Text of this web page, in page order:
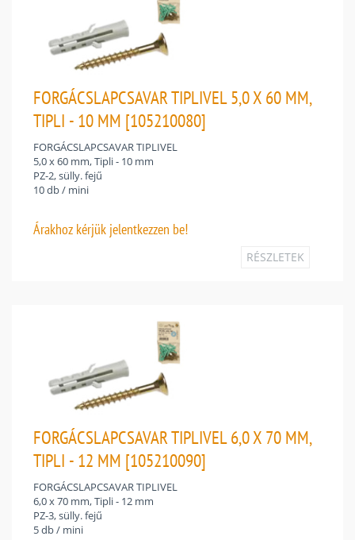
FORGÁCSLAPCSAVAR TIPLIVEL 5,0 X 60 MM,
TIPLI - 10 MM [105210080]
FORGÁCSLAPCSAVAR TIPLIVEL
5,0 x 60 mm, Tipli - 10 mm
PZ-2, sülly. fejű
10 db / mini
Árakhoz kérjük jelentkezzen be!
RÉSZLETEK
FORGÁCSLAPCSAVAR TIPLIVEL 6,0 X 70 MM,
TIPLI - 12 MM [105210090]
FORGÁCSLAPCSAVAR TIPLIVEL
6,0 x 70 mm, Tipli - 12 mm
PZ-3, sülly. fejű
5 db / mini